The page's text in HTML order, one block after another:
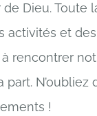
de Dieu. Toute
activités et
rencontrer
N’oubliez
!